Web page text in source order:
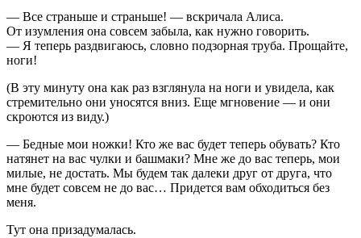
— Все страньше и страньше! — вскричала Алиса.
От изумления она совсем забыла, как нужно говорить.
— Я теперь раздвигаюсь, словно подзорная труба. Прощайте,
ноги!
(В эту минуту она как раз взглянула на ноги и увидела, как
стремительно они уносятся вниз. Еще мгновение — и они
скроются из виду.)
— Бедные мои ножки! Кто же вас будет теперь обувать? Кто
натянет на вас чулки и башмаки? Мне же до вас теперь, мои
милые, не достать. Мы будем так далеки друг от друга, что
мне будет совсем не до вас… Придется вам обходиться без
меня.
Тут она призадумалась.